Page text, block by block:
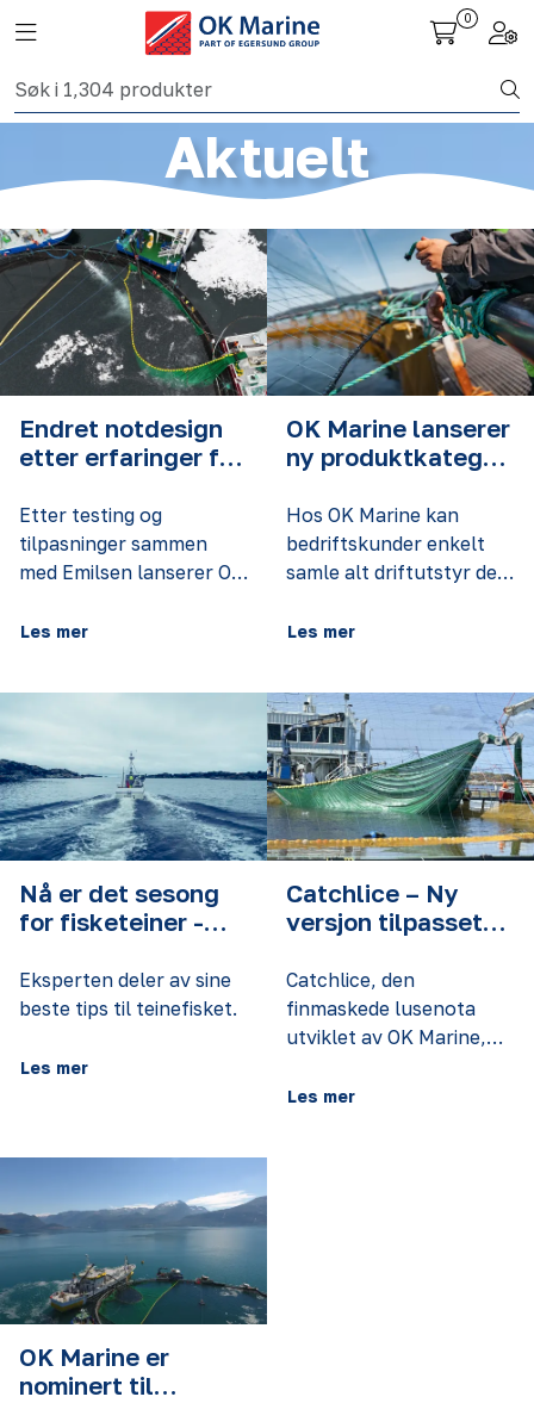
Skip to main content
Toggle navigation
0
Aktuelt
Endret notdesign
etter erfaringer fra
Etter testing og
tilpasninger sammen
med Emilsen lanserer OK
tilpasset versjon av
Les mer
OK Marine lanserer
ny produktkategori
oppdrettskunder
Hos OK Marine kan
bedriftskunder enkelt
samle alt driftutstyr de
forespørselsliste og få
fra en av våre dedikerte
selgere. Dette gir dere
full oversikt over
innkjøpene, gjør det
enkelt å planlegge
driften, og sikrer at dere
får riktig utstyr til riktig
pris.
Les mer
Nå er det sesong
for fisketeiner -
Eksperten deler av sine
beste tips til teinefisket.
Les mer
Catchlice – Ny
versjon tilpasset
skånsom
lusfjerning for
havbruksnæringen
Catchlice, den
finmaskede lusenota
utviklet av OK Marine,
som gjør den enda mer
Les mer
OK Marine er
nominert til
Fiskeri nettbutikk
Aktuelt
Om oss
Kontakt